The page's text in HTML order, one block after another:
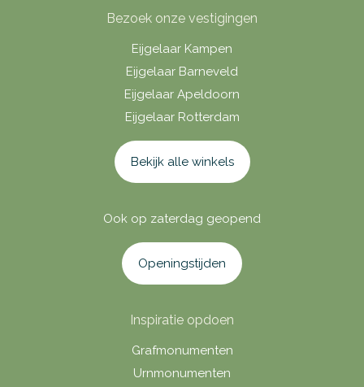
Bezoek onze vestigingen
Eijgelaar Kampen
Eijgelaar Barneveld
Eijgelaar Apeldoorn
Eijgelaar Rotterdam
Bekijk alle winkels
Ook op zaterdag geopend
Openingstijden
Inspiratie opdoen
Grafmonumenten
Urnmonumenten